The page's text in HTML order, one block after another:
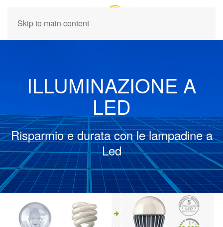
Skip to main content
ILLUMINAZIONE A
LED
Risparmio e durata con le lampadine a
Led